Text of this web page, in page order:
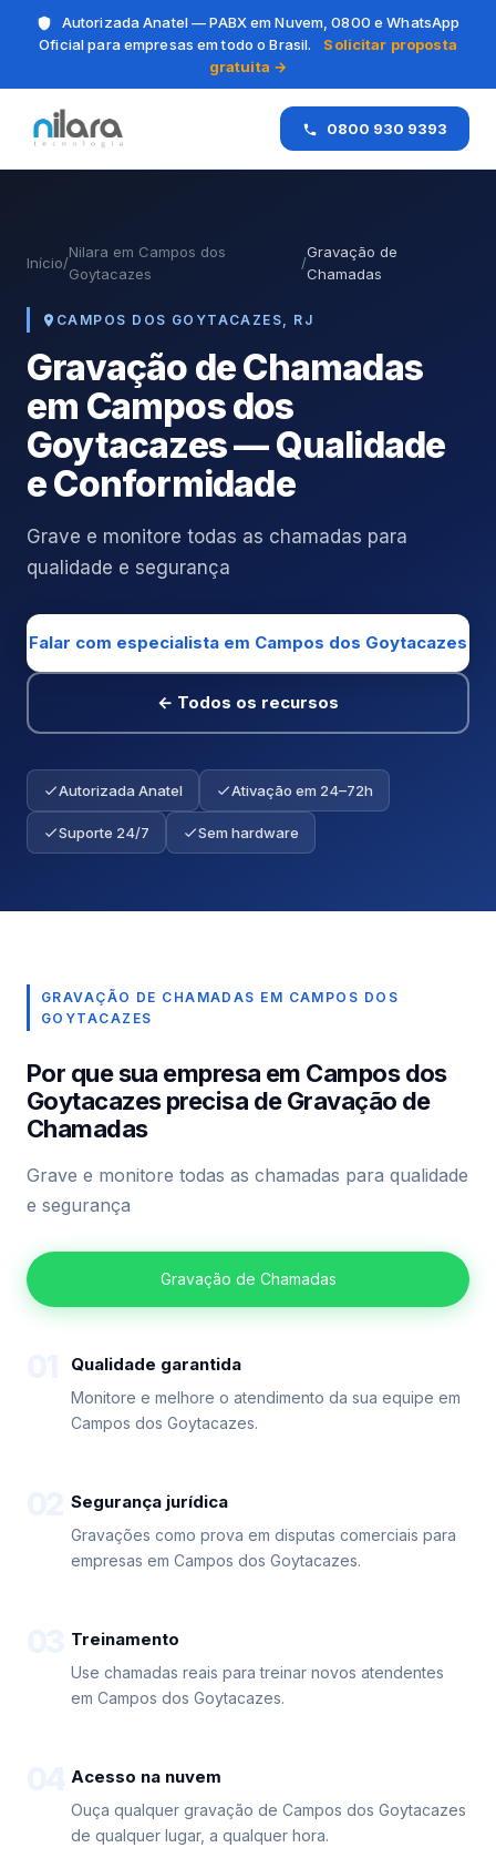
Autorizada Anatel — PABX em Nuvem, 0800 e WhatsApp
Oficial para empresas em todo o Brasil.
Solicitar proposta
gratuita →
0800 930 9393
Início/
Nilara em Campos dos
Goytacazes
/
Gravação de
Chamadas
CAMPOS DOS GOYTACAZES, RJ
Gravação de Chamadas
em Campos dos
Goytacazes — Qualidade
e Conformidade
Grave e monitore todas as chamadas para
qualidade e segurança
Falar com especialista em Campos dos Goytacazes
← Todos os recursos
Autorizada Anatel Ativação em 24–72h
Suporte 24/7 Sem hardware
GRAVAÇÃO DE CHAMADAS EM CAMPOS DOS
GOYTACAZES
Por que sua empresa em Campos dos
Goytacazes precisa de Gravação de
Chamadas
Grave e monitore todas as chamadas para qualidade
e segurança
Gravação de Chamadas
Qualidade garantida
Monitore e melhore o atendimento da sua equipe em
Campos dos Goytacazes.
Segurança jurídica
Gravações como prova em disputas comerciais para
empresas em Campos dos Goytacazes.
Treinamento
Use chamadas reais para treinar novos atendentes
em Campos dos Goytacazes.
Acesso na nuvem
Ouça qualquer gravação de Campos dos Goytacazes
de qualquer lugar, a qualquer hora.